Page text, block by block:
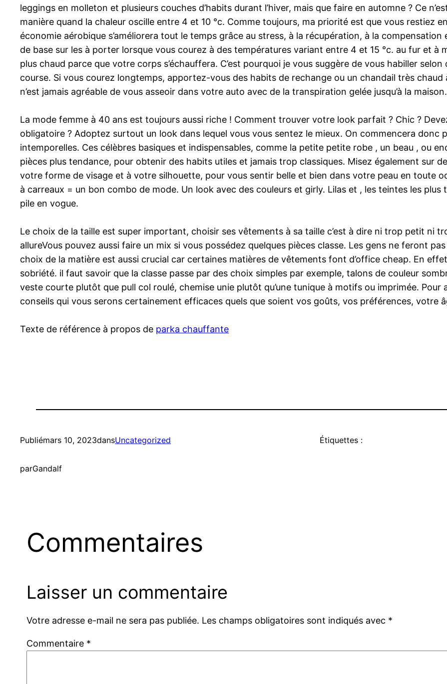
leggings en molleton et plusieurs couches d’habits durant l’hiver, mais que faire en automne ? Ce
manière quand la chaleur oscille entre 4 et 10 °c. Comme toujours, ma priorité est que vous restiez
économie aérobique s’améliorera tout le temps grâce au stress, à la récupération, à la
de base sur les à porter lorsque vous courez à des températures variant entre 4 et 15 °c. au fur et à
plus chaud parce que votre corps s’échauffera. C’est pourquoi je vous suggère de vous habiller
course. Si vous courez longtemps, apportez-vous des habits de rechange ou un chandail très
n’est jamais agréable de vous asseoir dans votre auto avec de la transpiration gelée jusqu’à la maison.
La mode femme à 40 ans est toujours aussi riche ! Comment trouver votre look parfait ? Chic ?
obligatoire ? Adoptez surtout un look dans lequel vous vous sentez le mieux. On commencera donc
intemporelles. Ces célèbres basiques et indispensables, comme la petite petite robe , un beau , ou
pièces plus tendance, pour obtenir des habits utiles et jamais trop classiques. Misez également sur
votre forme de visage et à votre silhouette, pour vous sentir belle et bien dans votre peau en toute
à carreaux = un bon combo de mode. Un look avec des couleurs et girly. Lilas et , les teintes les
pile en vogue.
Le choix de la taille est super important, choisir ses vêtements à sa taille c’est à dire ni trop petit ni
allureVous pouvez aussi faire un mix si vous possédez quelques pièces classe. Les gens ne feront
choix de la matière est aussi crucial car certaines matières de vêtements font d’office cheap. En
sobriété. il faut savoir que la classe passe par des choix simples par exemple, talons de couleur
veste courte plutôt que pull col roulé, chemise unie plutôt qu’une tunique à motifs ou imprimée.
conseils qui vous serons certainement efficaces quels que soient vos goûts, vos préférences, votre
Texte de référence à propos de parka chauffante
Publiémars 10, 2023dansUncategorized
parGandalf
Étiquettes :
Commentaires
Laisser un commentaire
Votre adresse e-mail ne sera pas publiée. Les champs obligatoires sont indiqués avec *
Commentaire *